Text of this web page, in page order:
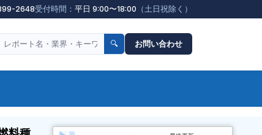
2648受付時間： 平日 9:00〜18:00 （土日祝除く）
🔍 お問い合わせ